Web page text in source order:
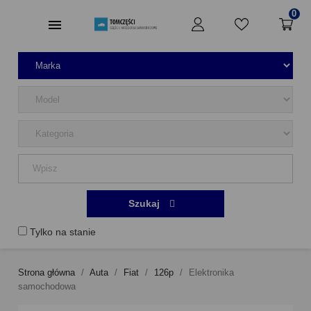
0
Tylko na stanie
Szukaj
Strona główna Auta Fiat 126p
Elektronika
samochodowa